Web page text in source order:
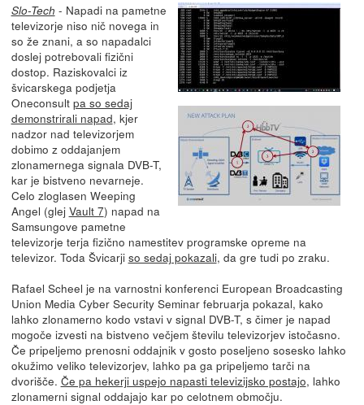
Slo-Tech - Napadi na pametne
televizorje niso nič novega in
so že znani, a so napadalci
doslej potrebovali fizični
dostop. Raziskovalci iz
švicarskega podjetja
Oneconsult pa so sedaj
demonstrirali napad, kjer
nadzor nad televizorjem
dobimo z oddajanjem
zlonamernega signala DVB-T,
kar je bistveno nevarneje.
Celo zloglasen Weeping
Angel (glej Vault 7) napad na
Samsungove pametne
televizorje terja fizično namestitev programske opreme na
televizor. Toda Švicarji so sedaj pokazali, da gre tudi po zraku.
Rafael Scheel je na varnostni konferenci European Broadcasting
Union Media Cyber Security Seminar februarja pokazal, kako
lahko zlonamerno kodo vstavi v signal DVB-T, s čimer je napad
mogoče izvesti na bistveno večjem številu televizorjev istočasno.
Če pripeljemo prenosni oddajnik v gosto poseljeno sosesko lahko
okužimo veliko televizorjev, lahko pa ga pripeljemo tarči na
dvorišče. Če pa hekerji uspejo napasti televizijsko postajo, lahko
zlonamerni signal oddajajo kar po celotnem območju.